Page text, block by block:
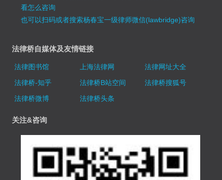
看怎么咨询
也可以扫码或者搜索杨春宝一级律师微信(lawbridge)咨询
法律桥自媒体及友情链接
法律图书馆 上海法律网
法律网址大全
法律桥-知乎
法律桥B站空间
法律桥搜狐号
法律桥微博
法律桥头条
关注&咨询